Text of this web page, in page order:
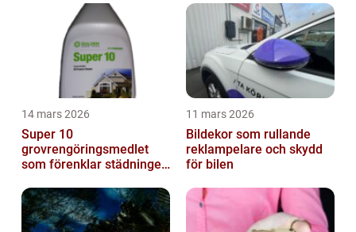
14 mars 2026
Super 10
grovrengöringsmedlet
som förenklar städningen
11 mars 2026
Bildekor som rullande
reklampelare och skydd
för bilen